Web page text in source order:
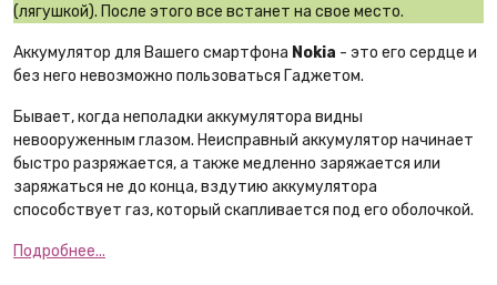
(лягушкой). После этого все встанет на свое место.
Аккумулятор для Вашего смартфона Nokia - это его сердце и
без него невозможно пользоваться Гаджетом.
Бывает, когда неполадки аккумулятора видны
невооруженным глазом. Неисправный аккумулятор начинает
быстро разряжается, а также медленно заряжается или
заряжаться не до конца, вздутию аккумулятора
способствует газ, который скапливается под его оболочкой.
Подробнее...